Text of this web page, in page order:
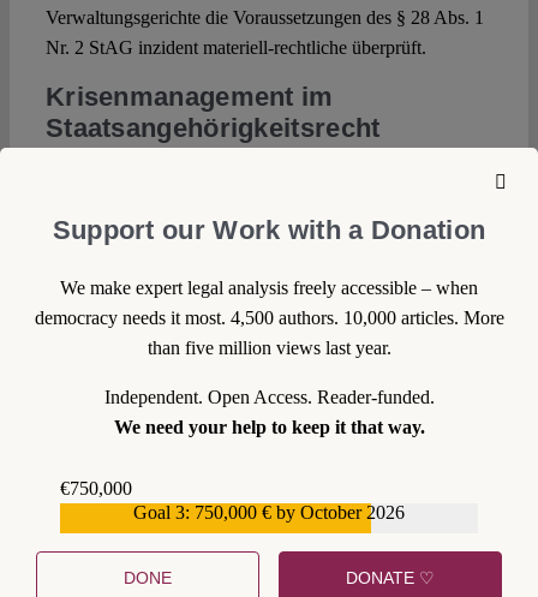
Verwaltungsgerichte die Voraussetzungen des § 28 Abs. 1
Nr. 2 StAG inzident materiell-rechtliche überprüft.
Krisenmanagement im
Staatsangehörigkeitsrecht
Abs. 1 GG einen, auch im internationalen Vergleich, hohen
Schutzstandard, der verbietet, dass die deutsche
Dennoch besteht mit der Verlustregelung des § 28 Abs. 1
Nr. 2 StAG auf verschiedenen Ebenen ein
werden kann, die Menschen mit mehrfacher
Staatsangehörigkeit los werden wollen. Dass der neue
anknüpft, dass an Werte- und Loyalitätsvorstellungen
Support our Work with a Donation
We make expert legal analysis freely accessible – when
democracy needs it most. 4,500 authors. 10,000 articles. More
than five million views last year.
Independent. Open Access. Reader-funded.
We need your help to keep it that way.
€750,000
Goal 3: 750,000 € by October 2026
DONE DONATE ♡